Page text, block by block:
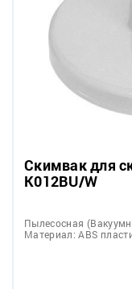
Скимвак для
K012BU/W
Пылесосная
Материал: ABS